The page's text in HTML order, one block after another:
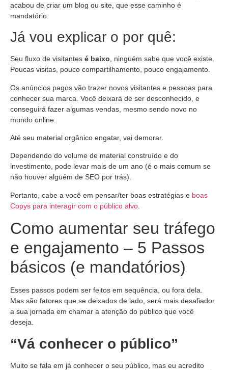
acabou de criar um blog ou site, que esse caminho é
mandatório.
Já vou explicar o por quê:
Seu fluxo de visitantes é baixo, ninguém sabe que você existe.
Poucas visitas, pouco compartilhamento, pouco engajamento.
Os anúncios pagos vão trazer novos visitantes e pessoas para
conhecer sua marca. Você deixará de ser desconhecido, e
conseguirá fazer algumas vendas, mesmo sendo novo no
mundo online.
Até seu material orgânico engatar, vai demorar.
Dependendo do volume de material construído e do
investimento, pode levar mais de um ano (é o mais comum se
não houver alguém de SEO por trás).
Portanto, cabe a você em pensar/ter boas estratégias e boas
Copys para interagir com o público alvo
Como aumentar seu tráfego
e engajamento – 5 Passos
básicos (e mandatórios)
Esses passos podem ser feitos em sequência, ou fora dela.
Mas são fatores que se deixados de lado, será mais desafiador
a sua jornada em chamar a atenção do público que você
deseja.
“Vá conhecer o público”
Muito se fala em já conhecer o seu público, mas eu acredito